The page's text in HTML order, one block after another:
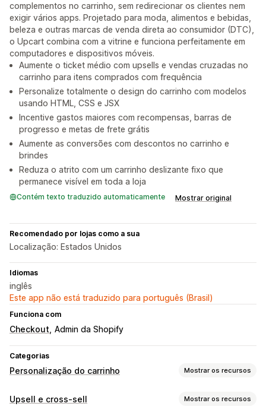
complementos no carrinho, sem redirecionar os clientes nem
exigir vários apps. Projetado para moda, alimentos e bebidas,
beleza e outras marcas de venda direta ao consumidor (DTC),
o Upcart combina com a vitrine e funciona perfeitamente em
computadores e dispositivos móveis.
Aumente o ticket médio com upsells e vendas cruzadas no
carrinho para itens comprados com frequência
Personalize totalmente o design do carrinho com modelos
usando HTML, CSS e JSX
Incentive gastos maiores com recompensas, barras de
progresso e metas de frete grátis
Aumente as conversões com descontos no carrinho e
brindes
Reduza o atrito com um carrinho deslizante fixo que
permanece visível em toda a loja
Contém texto traduzido automaticamente Mostrar original
Recomendado por lojas como a sua
Localização: Estados Unidos
Idiomas
inglês
Este app não está traduzido para português (Brasil)
Funciona com
Checkout Admin da Shopify
Categorias
Personalização do carrinho Mostrar os recursos
Exibição do carrinho
Upsell e cross-sell Mostrar os recursos